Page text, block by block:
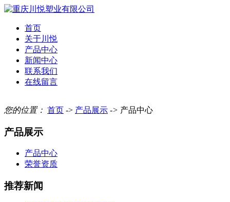
首页
关于川悦
产品中心
新闻中心
联系我们
在线留言
您的位置： 首页 -> 产品展示 -> 产品中心
产品展示
产品中心
荣誉资质
推荐新闻